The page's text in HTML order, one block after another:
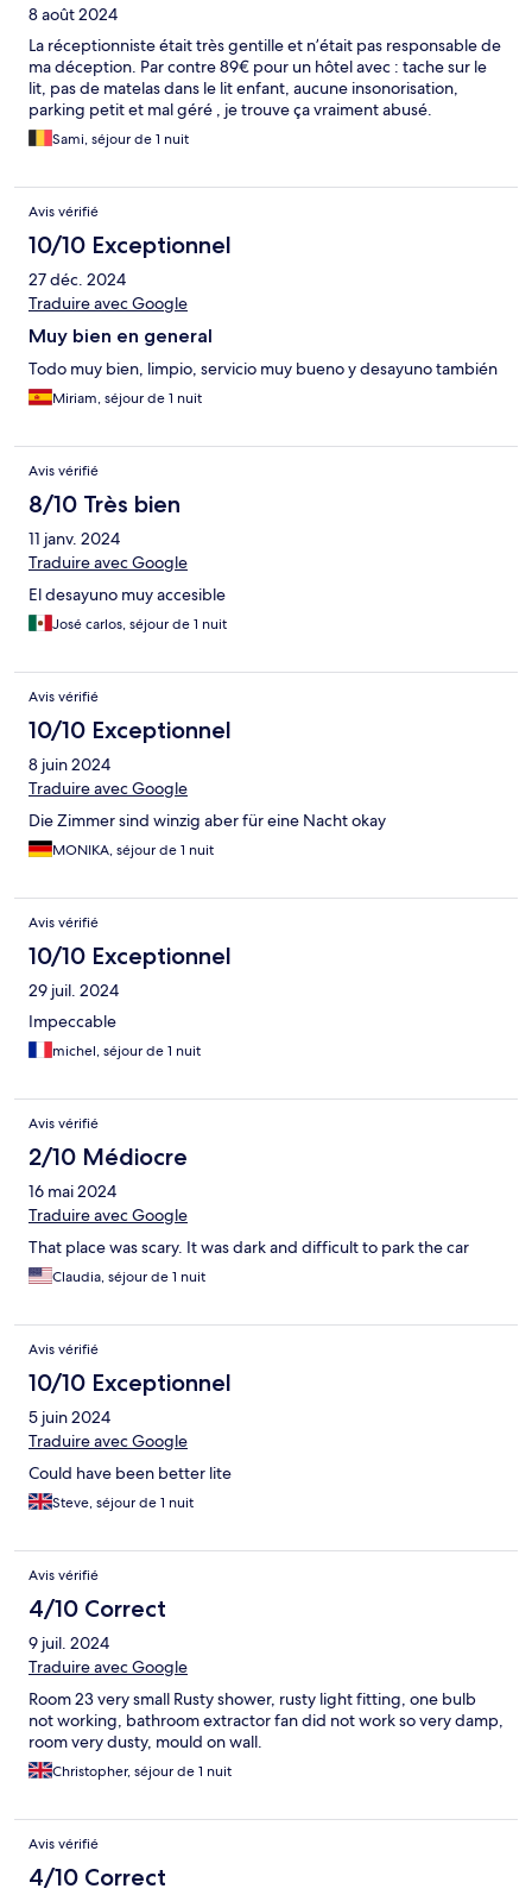
8 août 2024
La réceptionniste était très gentille et n’était pas responsable de
ma déception. Par contre 89€ pour un hôtel avec : tache sur le
lit, pas de matelas dans le lit enfant, aucune insonorisation,
parking petit et mal géré , je trouve ça vraiment abusé.
Sami, séjour de 1 nuit
Avis vérifié
10/10 Exceptionnel
27 déc. 2024
Traduire avec Google
Muy bien en general
Todo muy bien, limpio, servicio muy bueno y desayuno también
Miriam, séjour de 1 nuit
Avis vérifié
8/10 Très bien
11 janv. 2024
Traduire avec Google
El desayuno muy accesible
José carlos, séjour de 1 nuit
Avis vérifié
10/10 Exceptionnel
8 juin 2024
Traduire avec Google
Die Zimmer sind winzig aber für eine Nacht okay
MONIKA, séjour de 1 nuit
Avis vérifié
10/10 Exceptionnel
29 juil. 2024
Impeccable
michel, séjour de 1 nuit
Avis vérifié
2/10 Médiocre
16 mai 2024
Traduire avec Google
That place was scary. It was dark and difficult to park the car
Claudia, séjour de 1 nuit
Avis vérifié
10/10 Exceptionnel
5 juin 2024
Traduire avec Google
Could have been better lite
Steve, séjour de 1 nuit
Avis vérifié
4/10 Correct
9 juil. 2024
Traduire avec Google
Room 23 very small Rusty shower, rusty light fitting, one bulb
not working, bathroom extractor fan did not work so very damp,
room very dusty, mould on wall.
Christopher, séjour de 1 nuit
Avis vérifié
4/10 Correct